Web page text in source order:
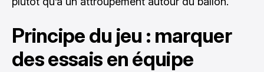
Principe du jeu : marquer
des essais en équipe